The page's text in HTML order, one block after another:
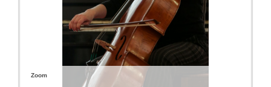
Zoom